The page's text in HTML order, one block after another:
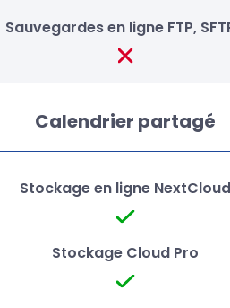
Calendrier partagé